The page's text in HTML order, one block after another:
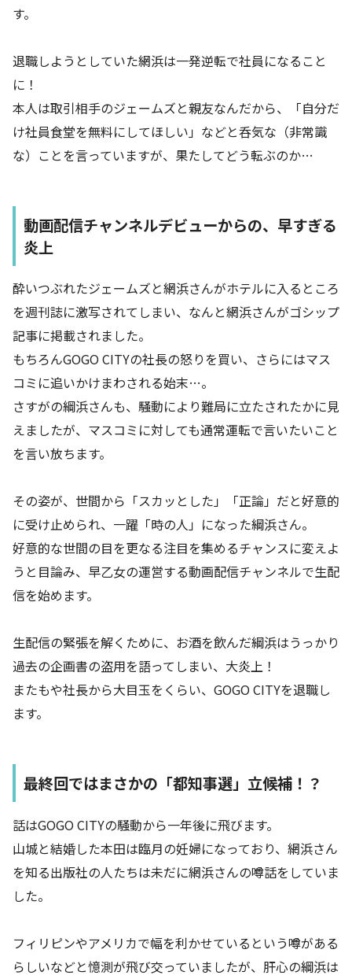
す。
退職しようとしていた網浜は一発逆転で社員になること
に！
本人は取引相手のジェームズと親友なんだから、「自分だ
け社員食堂を無料にしてほしい」などと呑気な（非常識
な）ことを言っていますが、果たしてどう転ぶのか…
動画配信チャンネルデビューからの、早すぎる
炎上
酔いつぶれたジェームズと網浜さんがホテルに入るところ
を週刊誌に激写されてしまい、なんと網浜さんがゴシップ
記事に掲載されました。
もちろんGOGO CITYの社長の怒りを買い、さらにはマス
コミに追いかけまわされる始末…。
さすがの綱浜さんも、騒動により難局に立たされたかに見
えましたが、マスコミに対しても通常運転で言いたいこと
を言い放ちます。
その姿が、世間から「スカッとした」「正論」だと好意的
に受け止められ、一躍「時の人」になった綱浜さん。
好意的な世間の目を更なる注目を集めるチャンスに変えよ
うと目論み、早乙女の運営する動画配信チャンネルで生配
信を始めます。
生配信の緊張を解くために、お酒を飲んだ綱浜はうっかり
過去の企画書の盗用を語ってしまい、大炎上！
またもや社長から大目玉をくらい、GOGO CITYを退職し
ます。
最終回ではまさかの「都知事選」立候補！？
話はGOGO CITYの騒動から一年後に飛びます。
山城と結婚した本田は臨月の妊婦になっており、網浜さん
を知る出版社の人たちは未だに網浜さんの噂話をしていま
した。
フィリピンやアメリカで幅を利かせているという噂がある
らしいなどと憶測が飛び交っていましたが、肝心の綱浜は